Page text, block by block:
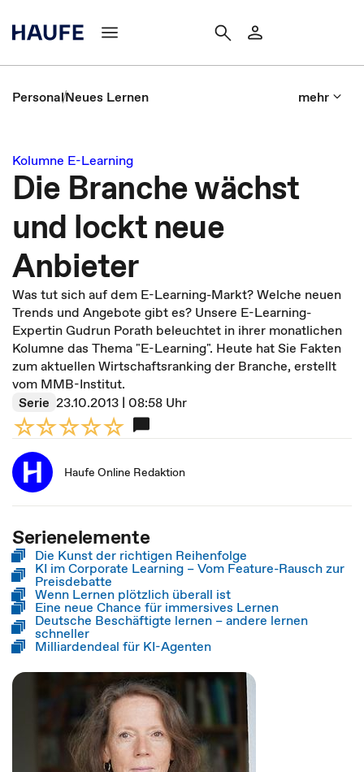
PersonalNeues Lernen mehr
Kolumne E-Learning
Die Branche wächst
und lockt neue
Anbieter
Was tut sich auf dem E-Learning-Markt? Welche neuen
Trends und Angebote gibt es? Unsere E-Learning-
Expertin Gudrun Porath beleuchtet in ihrer monatlichen
Kolumne das Thema "E-Learning". Heute hat Sie Fakten
zum aktuellen Wirtschaftsranking der Branche, erstellt
vom MMB-Institut.
Serie 23.10.2013 | 08:58 Uhr
Haufe Online Redaktion
Serienelemente
Die Kunst der richtigen Reihenfolge
KI im Corporate Learning – Vom Feature-Rausch zur
Preisdebatte
Wenn Lernen plötzlich überall ist
Eine neue Chance für immersives Lernen
Deutsche Beschäftigte lernen – andere lernen
schneller
Milliardendeal für KI-Agenten